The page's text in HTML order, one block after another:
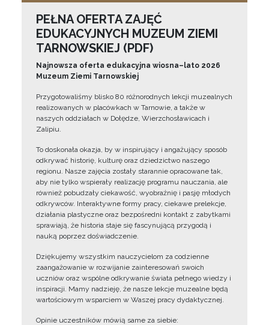
PEŁNA OFERTA ZAJĘĆ
EDUKACYJNYCH MUZEUM ZIEMI
TARNOWSKIEJ (PDF)
Najnowsza oferta edukacyjna wiosna–lato 2026
Muzeum Ziemi Tarnowskiej
Przygotowaliśmy blisko 80 różnorodnych lekcji muzealnych
realizowanych w placówkach w Tarnowie, a także w
naszych oddziałach w Dołędze, Wierzchosławicach i
Zalipiu.
To doskonała okazja, by w inspirujący i angażujący sposób
odkrywać historię, kulturę oraz dziedzictwo naszego
regionu. Nasze zajęcia zostały starannie opracowane tak,
aby nie tylko wspierały realizację programu nauczania, ale
również pobudzały ciekawość, wyobraźnię i pasję młodych
odkrywców. Interaktywne formy pracy, ciekawe prelekcje,
działania plastyczne oraz bezpośredni kontakt z zabytkami
sprawiają, że historia staje się fascynującą przygodą i
nauką poprzez doświadczenie.
Dziękujemy wszystkim nauczycielom za codzienne
zaangażowanie w rozwijanie zainteresowań swoich
uczniów oraz wspólne odkrywanie świata pełnego wiedzy i
inspiracji. Mamy nadzieję, że nasze lekcje muzealne będą
wartościowym wsparciem w Waszej pracy dydaktycznej.
Opinie uczestników mówią same za siebie: